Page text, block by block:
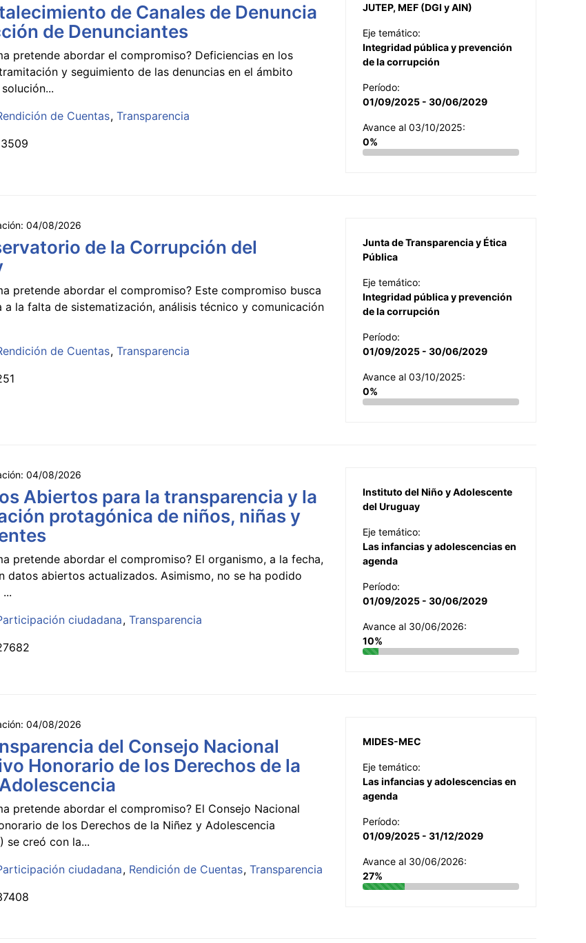
de Canales de Denuncia
de Denunciantes
pretende abordar el compromiso? Deficiencias en los
y seguimiento de las denuncias en el ámbito
de Cuentas Transparencia
JUTEP, MEF (DGI y AIN)
Eje temático:
Integridad pública y prevención
de la corrupción
Período:
01/09/2025 - 30/06/2029
Avance al 03/10/2025:
0%
04/08/2026
de la Corrupción del
pretende abordar el compromiso? Este compromiso busca
a la falta de sistematización, análisis técnico y comunicación
de Cuentas Transparencia
Junta de Transparencia y Ética
Pública
Eje temático:
Integridad pública y prevención
de la corrupción
Período:
01/09/2025 - 30/06/2029
Avance al 03/10/2025:
0%
04/08/2026
Abiertos para la transparencia y la
protagónica de niños, niñas y
pretende abordar el compromiso? El organismo, a la fecha,
datos abiertos actualizados. Asimismo, no se ha podido
ciudadana Transparencia
Instituto del Niño y Adolescente
del Uruguay
Eje temático:
Las infancias y adolescencias en
agenda
Período:
01/09/2025 - 30/06/2029
Avance al 30/06/2026:
10%
04/08/2026
del Consejo Nacional
Honorario de los Derechos de la
pretende abordar el compromiso? El Consejo Nacional
de los Derechos de la Niñez y Adolescencia
se creó con la...
ciudadana Rendición de Cuentas Transparencia
MIDES-MEC
Eje temático:
Las infancias y adolescencias en
agenda
Período:
01/09/2025 - 31/12/2029
Avance al 30/06/2026:
27%